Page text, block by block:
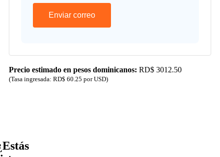
Enviar correo
Precio estimado en pesos dominicanos: RD$ 3012.50
(Tasa ingresada: RD$ 60.25 por USD)